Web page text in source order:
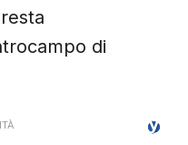
di